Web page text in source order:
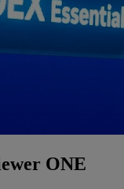
ONE